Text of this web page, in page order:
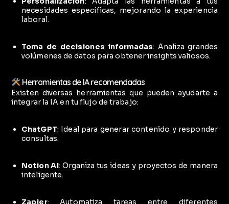
necesidades específicas, mejorando la experiencia
laboral.
Toma de decisiones informadas:Analiza grandes
volúmenes de datos para obtener insights valiosos.
Herramientas de IA recomendadas
Existen diversas herramientas que pueden ayudarte a
integrar la IA en tu flujo de trabajo:
ChatGPT: Ideal para generar contenido y responder
consultas.
Notion AI: Organiza tus ideas y proyectos de manera
inteligente.